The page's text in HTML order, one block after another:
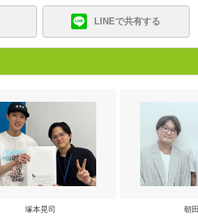
LINEで共有する
塚本晃司 朝